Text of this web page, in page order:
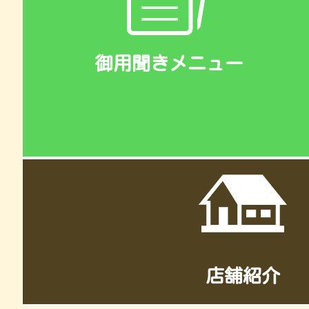
御用聞きメニュー
店舗紹介